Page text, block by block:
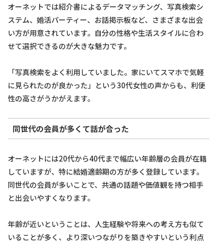
オーネットでは紹介書によるデータマッチング、写真検索シ
ステム、婚活パーティー、お話掲示板など、さまざまな出会
い方が用意されています。自分の性格や生活スタイルに合わ
せて選択できるのが大きな魅力です。
「写真検索をよく利用していました。家にいてスマホで気軽
に見られたのが良かった」という30代女性の声からも、利便
性の高さがうかがえます。
同世代の会員が多くて話が合った
オーネットには20代から40代まで幅広い年齢層の会員が在籍
していますが、特に結婚適齢期の方が多く登録しています。
同世代の会員が多いことで、共通の話題や価値観を持つ相手
と出会いやすくなります。
年齢が近いということは、人生経験や将来への考え方も似て
いることが多く、より深いつながりを築きやすいという利点